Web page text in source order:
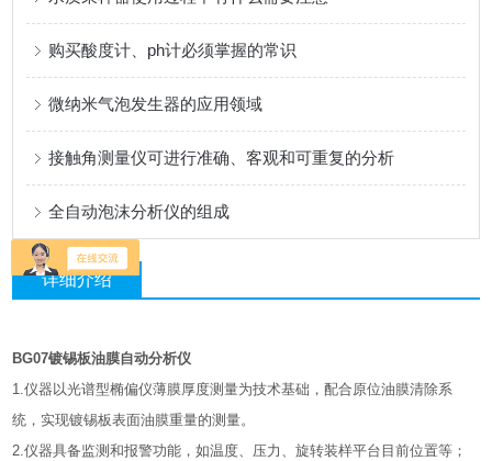
购买酸度计、ph计必须掌握的常识
微纳米气泡发生器的应用领域
接触角测量仪可进行准确、客观和可重复的分析
全自动泡沫分析仪的组成
详细介绍
BG07镀锡板油膜自动分析仪
1.仪器以光谱型椭偏仪薄膜厚度测量为技术基础，配合原位油膜清除系
统，实现镀锡板表面油膜重量的测量。
2.仪器具备监测和报警功能，如温度、压力、旋转装样平台目前位置等；